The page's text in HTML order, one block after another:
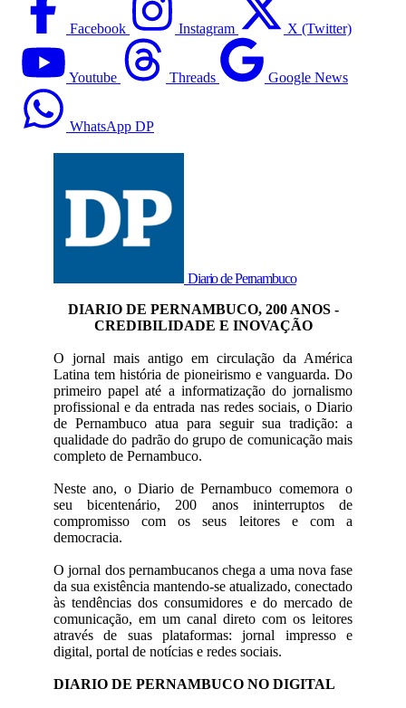
Facebook Instagram X (Twitter)
Youtube Threads Google News
WhatsApp DP
Diario de Pernambuco
DIARIO DE PERNAMBUCO, 200 ANOS -
CREDIBILIDADE E INOVAÇÃO
O jornal mais antigo em circulação da América
Latina tem história de pioneirismo e vanguarda. Do
primeiro papel até a informatização do jornalismo
profissional e da entrada nas redes sociais, o Diario
de Pernambuco atua para seguir sua tradição: a
qualidade do padrão do grupo de comunicação mais
completo de Pernambuco.
Neste ano, o Diario de Pernambuco comemora o
seu bicentenário, 200 anos ininterruptos de
compromisso com os seus leitores e com a
democracia.
O jornal dos pernambucanos chega a uma nova fase
da sua existência mantendo-se atualizado, conectado
às tendências dos consumidores e do mercado de
comunicação, em um canal direto com os leitores
através de suas plataformas: jornal impresso e
digital, portal de notícias e redes sociais.
DIARIO DE PERNAMBUCO NO DIGITAL